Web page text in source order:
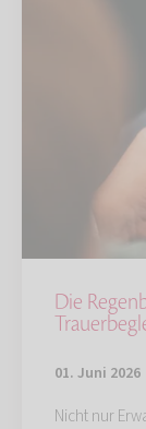
Die
01. Juni 2026
Nicht nur